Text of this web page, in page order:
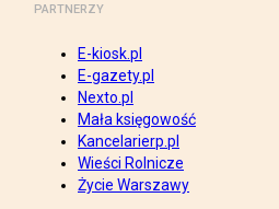
PARTNERZY
E-kiosk.pl
E-gazety.pl
Nexto.pl
Mała księgowość
Kancelarierp.pl
Wieści Rolnicze
Życie Warszawy